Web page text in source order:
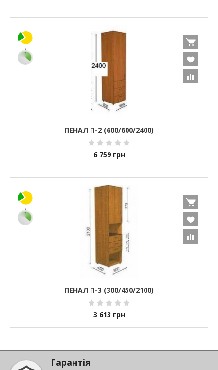
ПЕНАЛ П-2 (600/600/2400)
6 759 грн
ПЕНАЛ П-3 (300/450/2100)
3 613 грн
Гарантія